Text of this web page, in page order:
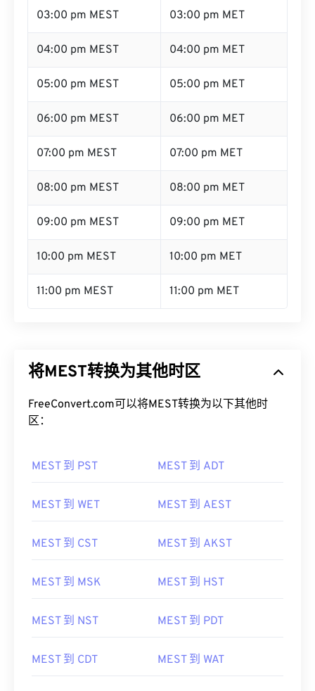
03:00 pm MEST 03:00 pm MET
04:00 pm MEST 04:00 pm MET
05:00 pm MEST 05:00 pm MET
06:00 pm MEST 06:00 pm MET
07:00 pm MEST 07:00 pm MET
08:00 pm MEST 08:00 pm MET
09:00 pm MEST 09:00 pm MET
10:00 pm MEST 10:00 pm MET
11:00 pm MEST 11:00 pm MET
将MEST转换为其他时区
FreeConvert.com可以将MEST转换为以下其他时
区：
MEST 到 PST MEST 到 ADT
MEST 到 WET MEST 到 AEST
MEST 到 CST MEST 到 AKST
MEST 到 MSK MEST 到 HST
MEST 到 NST MEST 到 PDT
MEST 到 CDT MEST 到 WAT